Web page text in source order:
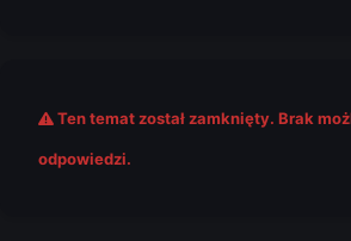
Ten temat został zamknięty. Brak
odpowiedzi.